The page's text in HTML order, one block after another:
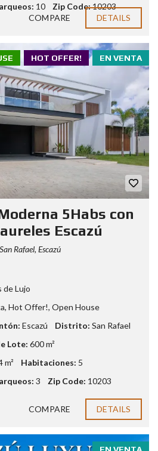
10 Zip Code:10203
COMPARE DETAILS
EN VENTA
HOT OFFER!
5Habs con
Escazú
Rafael, Escazú
de Lujo
, Hot Offer!, Open House
Escazú Distrito: San Rafael
Lote: 600 m²
m² Habitaciones: 5
3 Zip Code: 10203
COMPARE DETAILS